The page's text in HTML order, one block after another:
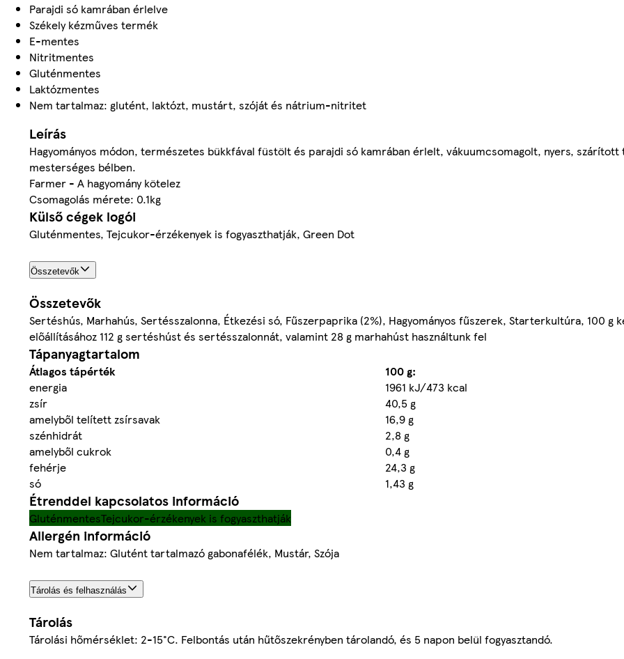
Parajdi só kamrában érlelve
Székely kézműves termék
E-mentes
Nitritmentes
Gluténmentes
Laktózmentes
Nem tartalmaz: glutént, laktózt, mustárt, szóját és nátrium-nitritet
Leírás
Hagyományos módon, természetes bükkfával füstölt és parajdi só kamrában érlelt, vákuumcsomagolt, nyers,
mesterséges bélben.
Farmer - A hagyomány kötelez
Csomagolás mérete: 0.1kg
Külső cégek logói
Gluténmentes, Tejcukor-érzékenyek is fogyaszthatják, Green Dot
Összetevők
Összetevők
Sertéshús, Marhahús, Sertésszalonna, Étkezési só, Fűszerpaprika (2%), Hagyományos fűszerek, Starterkultúra, 100 g
előállításához 112 g sertéshúst és sertésszalonnát, valamint 28 g marhahúst használtunk fel
Tápanyagtartalom
Átlagos tápérték
100 g:
energia
1961 kJ/473 kcal
zsír
40,5 g
amelyből telített zsírsavak
16,9 g
szénhidrát
2,8 g
amelyből cukrok
0,4 g
fehérje
24,3 g
só
1,43 g
Étrenddel kapcsolatos információ
GluténmentesTejcukor-érzékenyek is fogyaszthatják
Allergén információ
Nem tartalmaz: Glutént tartalmazó gabonafélék, Mustár, Szója
Tárolás és felhasználás
Tárolás
Tárolási hőmérséklet: 2-15°C. Felbontás után hűtőszekrényben tárolandó, és 5 napon belül fogyasztandó.